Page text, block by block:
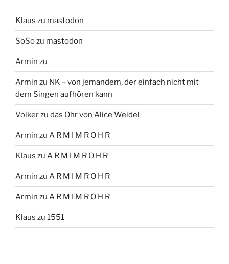
Klaus zu mastodon
SoSozu mastodon
Armin zu
Armin zu NK – von jemandem, der einfach nicht mit
dem Singen aufhören kann
Volkerzu das Ohr von Alice Weidel
Armin zu A R M I M R O H R
Klaus zu A R M I M R O H R
Armin zu A R M I M R O H R
Armin zu A R M I M R O H R
Klaus zu 1551